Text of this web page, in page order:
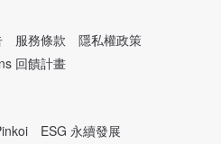
服務條款
隱私權政策
回饋計畫
ESG 永續發展